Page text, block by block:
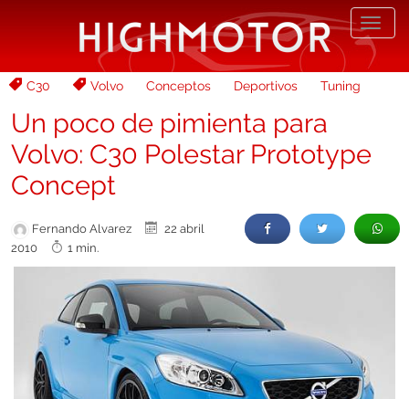
C30 Volvo Conceptos Deportivos Tuning
Un poco de pimienta para
Volvo: C30 Polestar Prototype
Concept
Fernando Alvarez
22 abril
2010
1 min.